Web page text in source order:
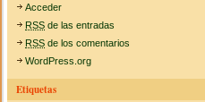
Acceder
RSS de las entradas
RSS de los comentarios
WordPress.org
Etiquetas